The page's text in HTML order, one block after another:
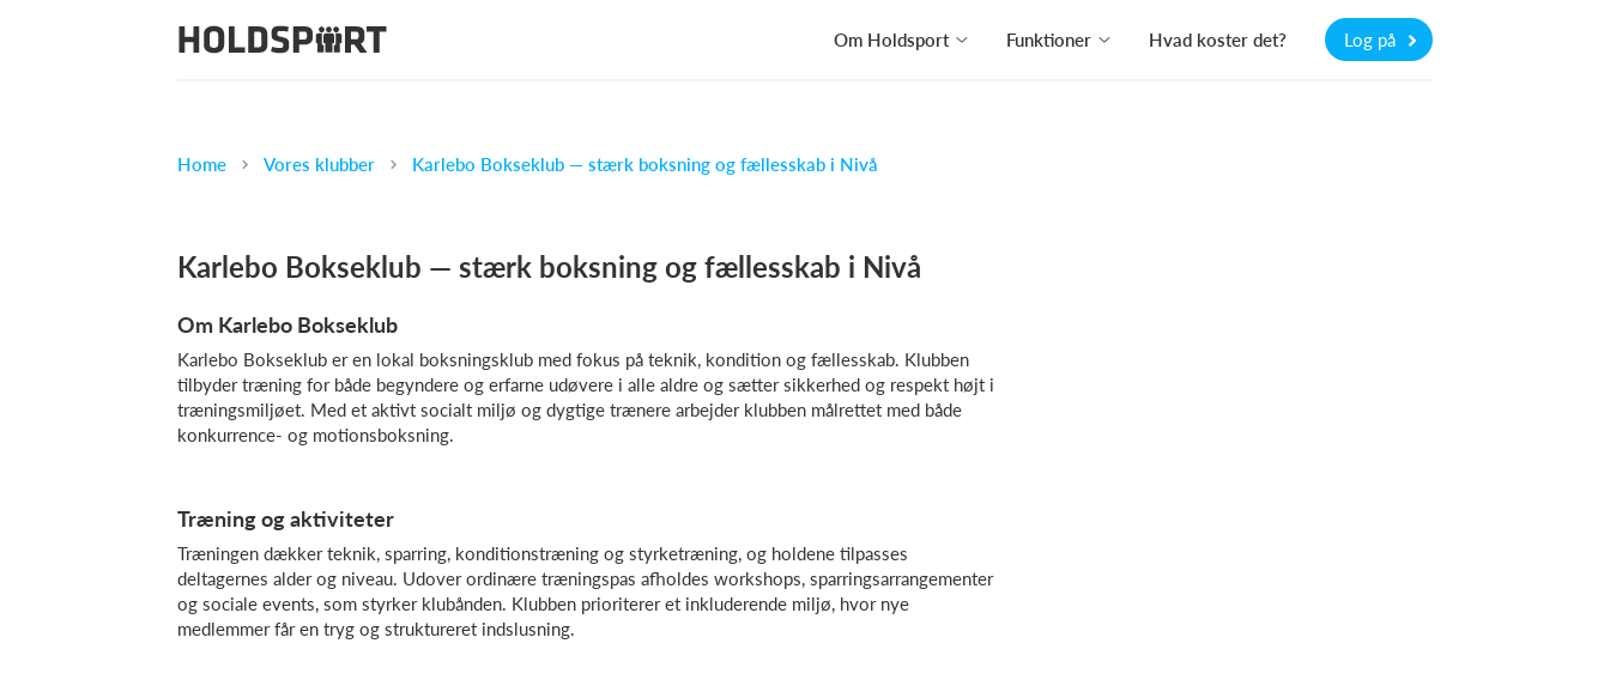
Om Holdsport Funktioner Hvad koster det? Log på
Home Vores klubber Karlebo Bokseklub — stærk boksning og fællesskab i Nivå
Karlebo Bokseklub — stærk boksning og fællesskab i Nivå
Om Karlebo Bokseklub
Karlebo Bokseklub er en lokal boksningsklub med fokus på teknik, kondition og fællesskab. Klubben
tilbyder træning for både begyndere og erfarne udøvere i alle aldre og sætter sikkerhed og respekt højt i
træningsmiljøet. Med et aktivt socialt miljø og dygtige trænere arbejder klubben målrettet med både
konkurrence- og motionsboksning.
Træning og aktiviteter
Træningen dækker teknik, sparring, konditionstræning og styrketræning, og holdene tilpasses
deltagernes alder og niveau. Udover ordinære træningspas afholdes workshops, sparringsarrangementer
og sociale events, som styrker klubånden. Klubben prioriterer et inkluderende miljø, hvor nye
medlemmer får en tryg og struktureret indslusning.